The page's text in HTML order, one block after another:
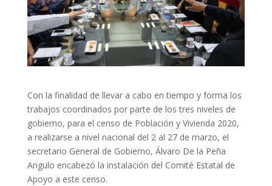
Con la finalidad de llevar a cabo en tiempo y forma los
trabajos coordinados por parte de los tres niveles de
gobierno, para el censo de Población y Vivienda 2020,
a realizarse a nivel nacional del 2 al 27 de marzo, el
secretario General de Gobierno, Álvaro De la Peña
Angulo encabezó la instalación del Comité Estatal de
Apoyo a este censo.